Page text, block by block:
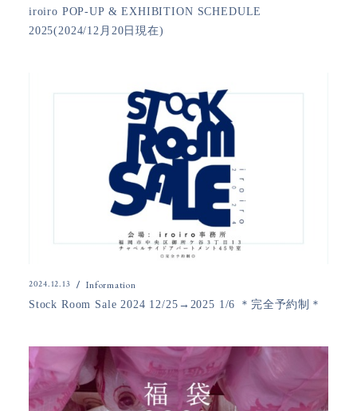
iroiro POP-UP & EXHIBITION SCHEDULE
2025(2024/12月20日現在)
2024.12.13 Information
Stock Room Sale 2024 12/25→2025 1/6 ＊完全予約制＊